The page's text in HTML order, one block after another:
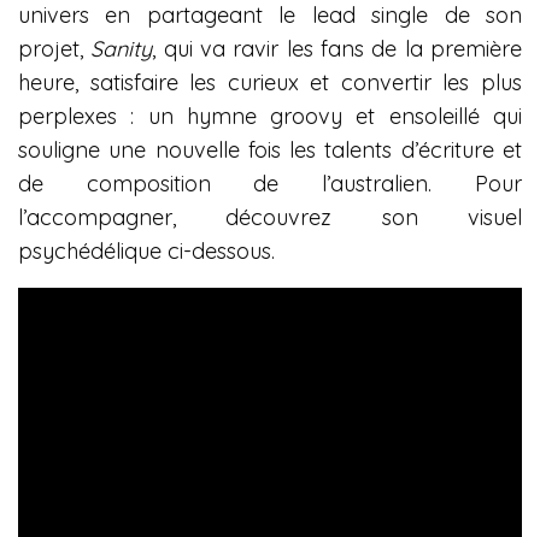
univers en partageant le lead single de son
projet, Sanity, qui va ravir les fans de la première
heure, satisfaire les curieux et convertir les plus
perplexes : un hymne groovy et ensoleillé qui
souligne une nouvelle fois les talents d’écriture et
de composition de l’australien. Pour
l’accompagner, découvrez son visuel
psychédélique ci-dessous.